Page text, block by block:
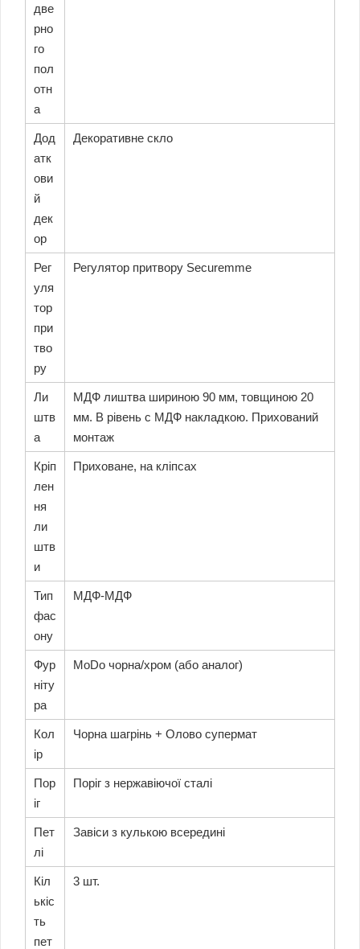
две
рно
го
пол
отн
а
Дод
атк
ови
й
дек
ор
Декоративне скло
Рег
уля
тор
при
тво
ру
Регулятор притвору Securemme
Ли
штв
а
МДФ лиштва шириною 90 мм, товщиною 20
мм. В рівень с МДФ накладкою. Прихований
монтаж
Кріп
лен
ня
ли
штв
и
Приховане, на кліпсах
Тип
фас
ону
МДФ-МДФ
Фур
ніту
ра
MoDo чорна/хром (або аналог)
Кол
ір
Чорна шагрінь + Олово супермат
Пор
іг
Поріг з нержавіючої сталі
Пет
лі
Завіси з кулькою всередині
Кіл
ькіс
ть
пет
3 шт.